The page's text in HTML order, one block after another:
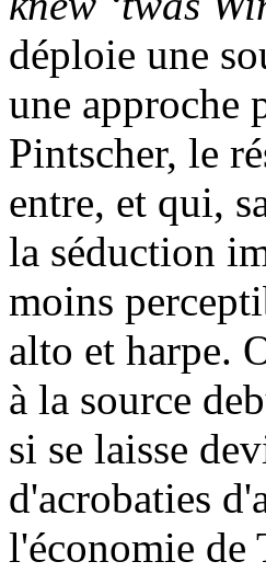
déploie une
une approche
Pintscher, le
entre, et qui,
la séduction
moins
alto et harpe.
à la source
si se laisse
d'acrobaties
l'économie de